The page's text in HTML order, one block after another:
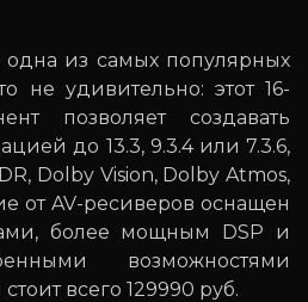
одна из самых популярных
не удивительно: этот 16-
позволяет создавать
до 13.3, 9.3.4 или 7.3.6,
Dolby Vision, Dolby Atmos,
от AV-ресиверов оснащен
более мощным DSP и
возможностями
всего 129990 руб.